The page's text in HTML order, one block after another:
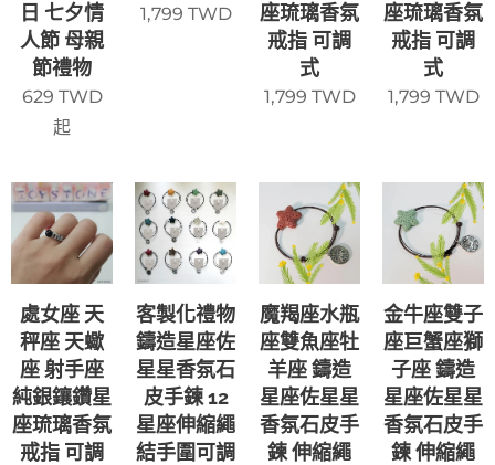
日 七夕情
人節 母親
節禮物
629 TWD
起
1,799 TWD
座琉璃香氛
戒指 可調
式
1,799 TWD
座琉璃香氛
戒指 可調
式
1,799 TWD
處女座 天
秤座 天蠍
座 射手座
純銀鑲鑽星
座琉璃香氛
戒指 可調
客製化禮物
鑄造星座佐
星星香氛石
皮手鍊 12
星座伸縮繩
結手圍可調
魔羯座水瓶
座雙魚座牡
羊座 鑄造
星座佐星星
香氛石皮手
鍊 伸縮繩
金牛座雙子
座巨蟹座獅
子座 鑄造
星座佐星星
香氛石皮手
鍊 伸縮繩